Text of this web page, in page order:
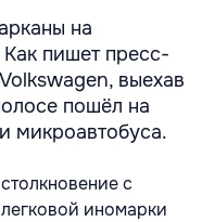
на
пишет пресс-
выехав
пошёл на
микроавтобуса.
с
иномарки